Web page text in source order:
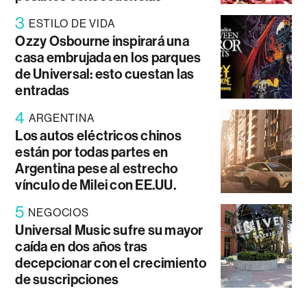
3 ESTILO DE VIDA
Ozzy Osbourne inspirará una
casa embrujada en los parques
de Universal: esto cuestan las
entradas
4 ARGENTINA
Los autos eléctricos chinos
están por todas partes en
Argentina pese al estrecho
vínculo de Milei con EE.UU.
5 NEGOCIOS
Universal Music sufre su mayor
caída en dos años tras
decepcionar con el crecimiento
de suscripciones